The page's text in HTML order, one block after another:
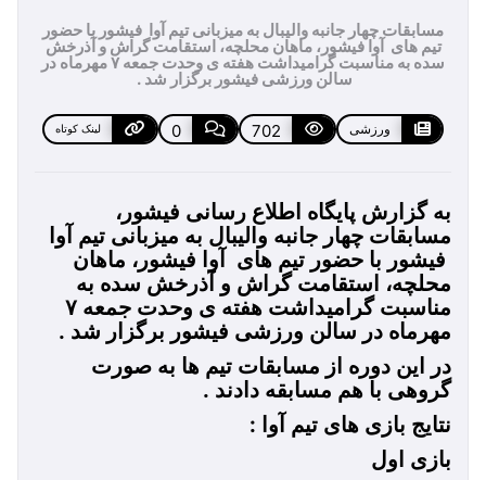
مسابقات چهار جانبه والیبال به میزبانی تیم آوا فیشور با حضور
تیم های آوا فیشور، ماهان محلچه، استقامت گراش و آذرخش
سده به مناسبت گرامیداشت هفته ی وحدت جمعه ۷ مهرماه در
سالن ورزشی فیشور برگزار شد .
ورزشی 702
0 لینک کوتاه
به گزارش پایگاه اطلاع رسانی فیشور،
مسابقات چهار جانبه والیبال به میزبانی تیم آوا
فیشور با حضور تیم های آوا فیشور، ماهان
محلچه، استقامت گراش و آذرخش سده به
مناسبت گرامیداشت هفته ی وحدت جمعه ۷
مهرماه در سالن ورزشی فیشور برگزار شد .
در این دوره از مسابقات تیم ها به صورت
گروهی با هم مسابقه دادند .
نتایج بازی های تیم آوا :
بازی اول